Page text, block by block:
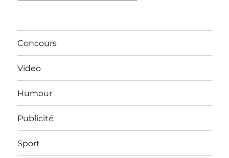
Concours
Video
Humour
Publicité
Sport